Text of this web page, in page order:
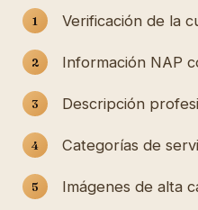
Verificación de la
Información NAP
Descripción
Categorías de
Imágenes de alta